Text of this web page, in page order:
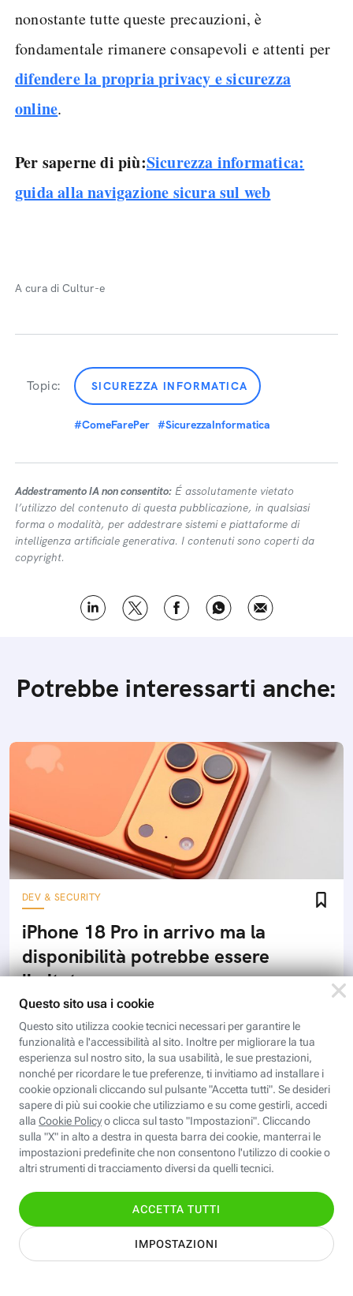
nonostante tutte queste precauzioni, è
fondamentale rimanere consapevoli e attenti per
difendere la propria privacy e sicurezza
online.
Per saperne di più:Sicurezza informatica:
guida alla navigazione sicura sul web
A cura di Cultur-e
Topic: SICUREZZA INFORMATICA
#ComeFarePer #SicurezzaInformatica
Addestramento IA non consentito: É assolutamente vietato
l’utilizzo del contenuto di questa pubblicazione, in qualsiasi
forma o modalità, per addestrare sistemi e piattaforme di
intelligenza artificiale generativa. I contenuti sono coperti da
copyright.
Potrebbe interessarti anche:
DEV & SECURITY
iPhone 18 Pro in arrivo ma la
disponibilità potrebbe essere
limitata
I nuovi iPhone 18 Pro saranno disponibili a settembre,
con una data ancora da definire, ma la disponibilità
iniziale potrebbe essere limitata a causa della crisi
delle memorie